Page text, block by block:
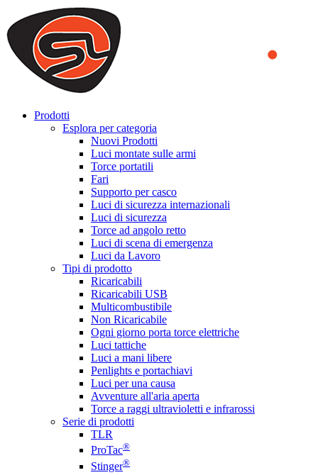
We use cookies to ensure that we provide you the best experience
on our website. By continuing to browse this website, you accept
that cookies are used to help us analyze how the website is used and
to offer you a better experience. To learn more or to find out how
you can disable cookies, you can access our
Prodotti
Esplora per categoria
Nuovi Prodotti
Luci montate sulle armi
Torce portatili
Fari
Supporto per casco
Luci di sicurezza internazionali
Luci di sicurezza
Torce ad angolo retto
Luci di scena di emergenza
Luci da Lavoro
Tipi di prodotto
Ricaricabili
Ricaricabili USB
Multicombustibile
Non Ricaricabile
Ogni giorno porta torce elettriche
Luci tattiche
Luci a mani libere
Penlights e portachiavi
Luci per una causa
Avventure all'aria aperta
Torce a raggi ultravioletti e infrarossi
Serie di prodotti
TLR
ProTac®
Stinger®